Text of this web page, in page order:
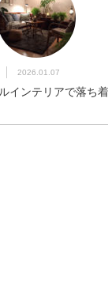
2026.01.07
インテリアで落ち